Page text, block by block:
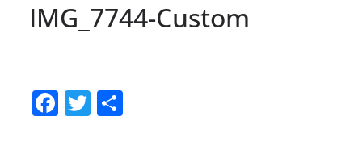
IMG_7744-Custom
F T